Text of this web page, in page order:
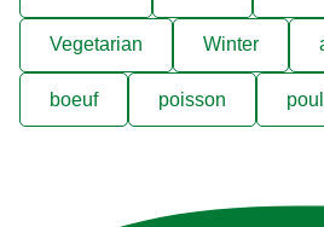
Vegetarian Winter
boeuf poisson